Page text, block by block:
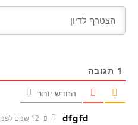
1 תגובה
החדש יותר
dfgfd